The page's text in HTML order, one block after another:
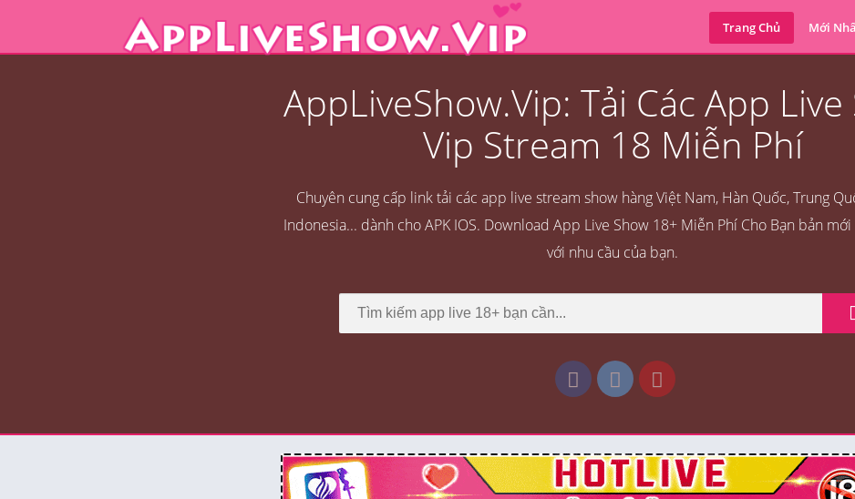
Trang Chủ Mới
AppLiveShow.Vip: Tải Các App
Vip Stream 18 Miễn Phí
Chuyên cung cấp link tải các app live stream show hàng Việt Nam, Hàn Quốc, Trung
Indonesia... dành cho APK IOS. Download App Live Show 18+ Miễn Phí Cho Bạn bản
với nhu cầu của bạn.